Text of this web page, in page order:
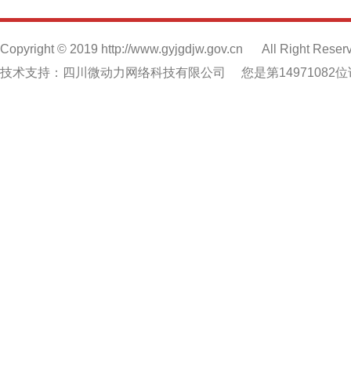
Copyright © 2019 http://www.gyjgdjw.gov.cn
All Right
技术支持：四川微动力网络科技有限公司
您是第14971082位